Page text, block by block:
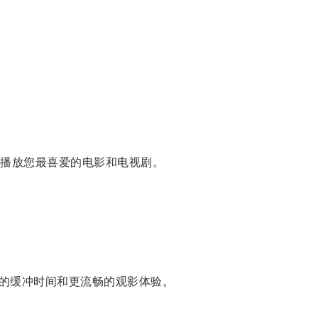
您最喜爱的电影和电视剧。
冲时间和更流畅的观影体验。